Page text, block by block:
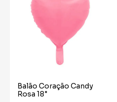
Balão Coração Candy
Rosa 18"